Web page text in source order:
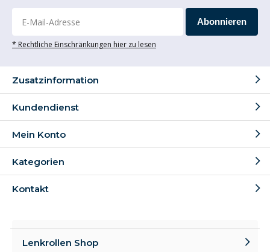
Abonnieren
* Rechtliche Einschränkungen hier zu lesen
Zusatzinformation
Kundendienst
Mein Konto
Kategorien
Kontakt
Lenkrollen Shop